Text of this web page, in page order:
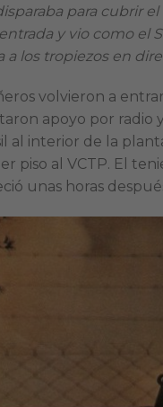
para cubrir
y vio como el
los tropiezos en
volvieron a
apoyo por radio
al interior de la
piso al VCTP. El
unas horas